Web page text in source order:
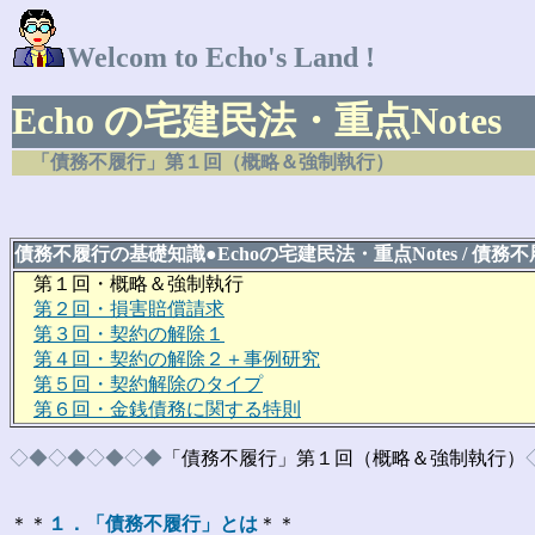
Welcom to Echo's Land !
Echo の宅建民法・重点Notes
「債務不履行」第１回（概略＆強制執行）
債務不履行の基礎知識●Echoの宅建民法・重点Notes / 債務不
第１回・概略＆強制執行
第２回・損害賠償請求
第３回・契約の解除１
第４回・契約の解除２＋事例研究
第５回・契約解除のタイプ
第６回・金銭債務に関する特則
◇◆◇◆◇◆◇◆ 「債務不履行」第１回（概略＆強制執行）
＊＊ １．「債務不履行」とは ＊＊